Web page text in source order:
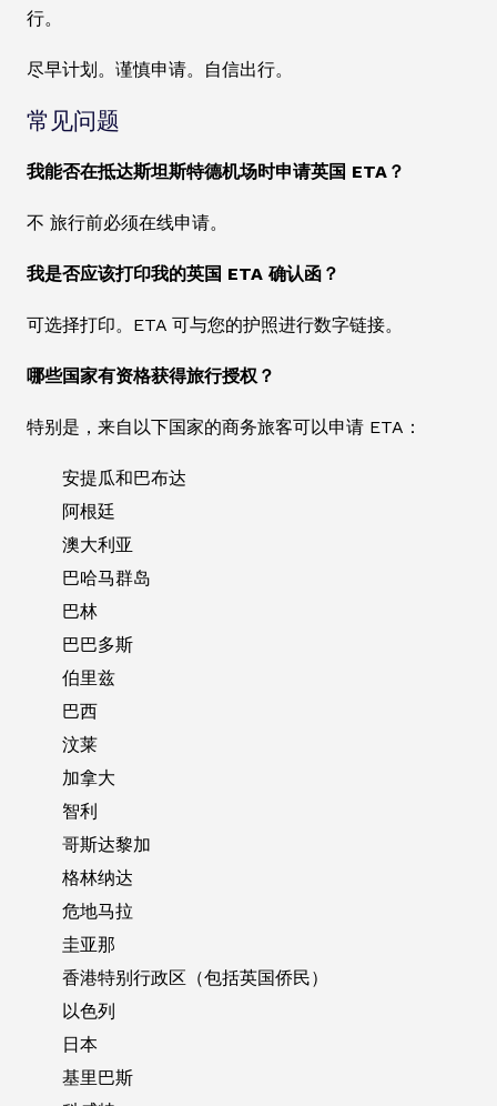
行。
尽早计划。谨慎申请。自信出行。
常见问题
我能否在抵达斯坦斯特德机场时申请英国 ETA？
不 旅行前必须在线申请。
我是否应该打印我的英国 ETA 确认函？
可选择打印。ETA 可与您的护照进行数字链接。
哪些国家有资格获得旅行授权？
特别是，来自以下国家的商务旅客可以申请 ETA：
安提瓜和巴布达
阿根廷
澳大利亚
巴哈马群岛
巴林
巴巴多斯
伯里兹
巴西
汶莱
加拿大
智利
哥斯达黎加
格林纳达
危地马拉
圭亚那
香港特别行政区（包括英国侨民）
以色列
日本
基里巴斯